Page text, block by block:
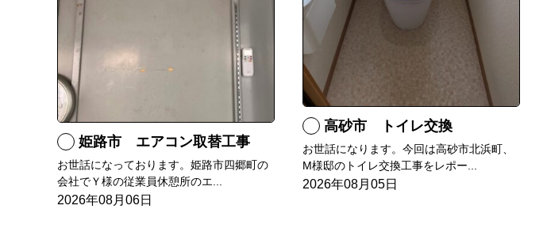
姫路市 エアコン取替工事
お世話になっております。姫路市四郷町の
会社でＹ様の従業員休憩所のエ...
2026年08月06日
高砂市 トイレ交換
お世話になります。今回は高砂市北浜町、
M様邸のトイレ交換工事をレポー...
2026年08月05日